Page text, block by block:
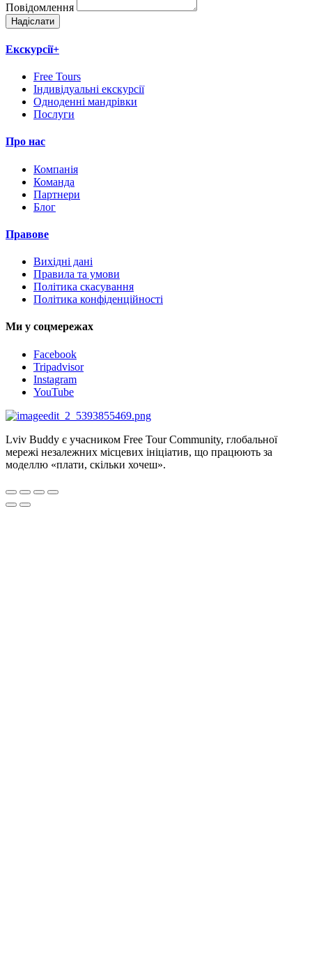
Повідомлення
Надіслати
Екскурсії+
Free Tours
Індивідуальні екскурсії
Одноденні мандрівки
Послуги
Про нас
Компанія
Команда
Партнери
Блог
Правове
Вихідні дані
Правила та умови
Політика скасування
Політика конфіденційності
Ми у соцмережах
Facebook
Tripadvisor
Instagram
YouTube
Lviv Buddy є учасником Free Tour Community, глобальної
мережі незалежних місцевих ініціатив, що працюють за
моделлю «плати, скільки хочеш».